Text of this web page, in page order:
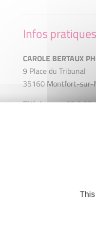
Infos pratiques
CAROLE BERTAUX
9 Place du Tribunal
35160 Montfort-sur-
Téléphone : +33 2 23